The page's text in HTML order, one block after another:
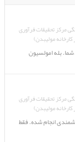
مرکز تحقیقات فرآوری
مولیبدن)
شما. بله امولسیون
مرکز تحقیقات فرآوری
مولیبدن)
انجام شده. فقط